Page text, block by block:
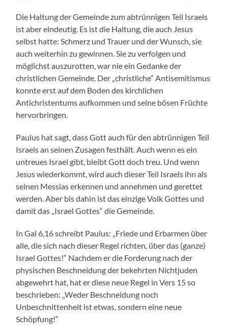
Die Haltung der Gemeinde zum abtrünnigen Teil Israels
ist aber eindeutig. Es ist die Haltung, die auch Jesus
selbst hatte: Schmerz und Trauer und der Wunsch, sie
auch weiterhin zu gewinnen. Sie zu verfolgen und
möglichst auszurotten, war nie ein Gedanke der
christlichen Gemeinde. Der „christliche“ Antisemitismus
konnte erst auf dem Boden des kirchlichen
Antichristentums aufkommen und seine bösen Früchte
hervorbringen.
Paulus hat sagt, dass Gott auch für den abtrünnigen Teil
Israels an seinen Zusagen festhält. Auch wenn es ein
untreues Israel gibt, bleibt Gott doch treu. Und wenn
Jesus wiederkommt, wird auch dieser Teil Israels ihn als
seinen Messias erkennen und annehmen und gerettet
werden. Aber bis dahin ist das einzige Volk Gottes und
damit das „Israel Gottes“ die Gemeinde.
In Gal 6,16 schreibt Paulus: „Friede und Erbarmen über
alle, die sich nach dieser Regel richten, über das (ganze)
Israel Gottes!“ Nachdem er die Forderung nach der
physischen Beschneidung der bekehrten Nichtjuden
abgewehrt hat, hat er diese neue Regel in Vers 15 so
beschrieben: „Weder Beschneidung noch
Unbeschnittenheit ist etwas, sondern eine neue
Schöpfung!“